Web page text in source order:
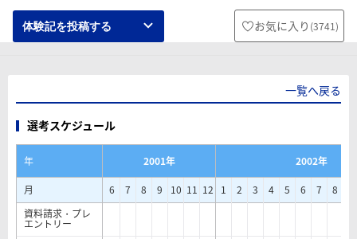
体験記を投稿する お気に入り (3741)
一覧へ戻る
選考スケジュール
年 2001年
2002年
月
6 7 8 9 10 11 12 1 2 3 4 5 6 7 8
資料請求・プレ
エントリー